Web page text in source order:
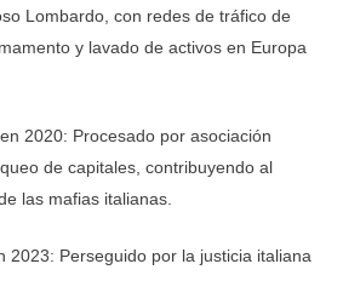
Lombardo, con redes de tráfico de
y lavado de activos en Europa
2020: Procesado por asociación
de capitales, contribuyendo al
las mafias italianas.
2023: Perseguido por la justicia italiana